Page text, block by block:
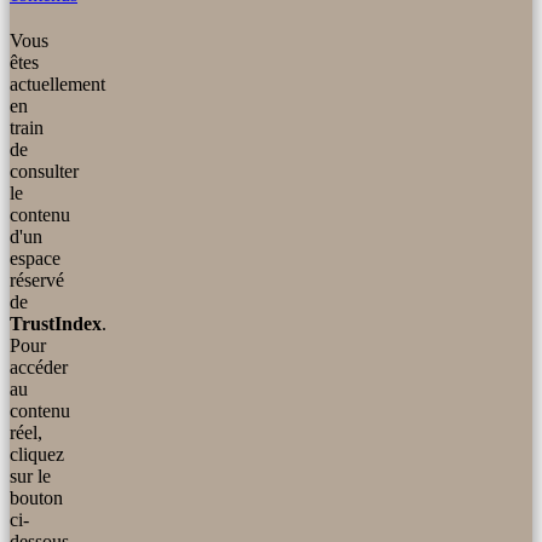
Vous
êtes
actuellement
en
train
de
consulter
le
contenu
d'un
espace
réservé
de
TrustIndex.
Pour
accéder
au
contenu
réel,
cliquez
sur le
bouton
ci-